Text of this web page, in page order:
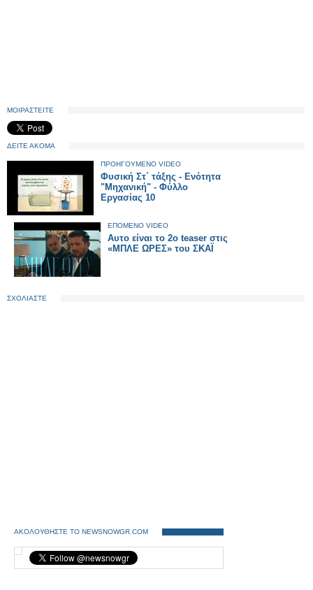
ΜΟΙΡΑΣΤΕΙΤΕ
ΔΕΙΤΕ ΑΚΟΜΑ
ΠΡΟΗΓΟΥΜΕΝΟ VIDEO
Φυσική Στ΄ τάξης - Ενότητα
"Μηχανική" - Φύλλο
Εργασίας 10
ΕΠΟΜΕΝΟ VIDEO
Αυτο είναι το 2ο teaser στις
«ΜΠΛΕ ΩΡΕΣ» του ΣΚΑΪ
ΣΧΟΛΙΑΣΤΕ
ΑΚΟΛΟΥΘΗΣΤΕ ΤΟ NEWSNOWGR.COM